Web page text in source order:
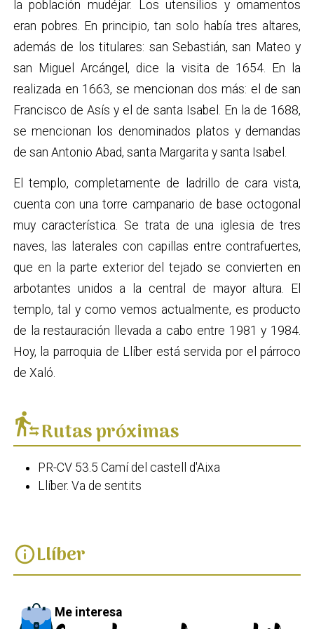
la población mudéjar. Los utensilios y ornamentos
eran pobres. En principio, tan solo había tres altares,
además de los titulares: san Sebastián, san Mateo y
san Miguel Arcángel, dice la visita de 1654. En la
realizada en 1663, se mencionan dos más: el de san
Francisco de Asís y el de santa Isabel. En la de 1688,
se mencionan los denominados platos y demandas
de san Antonio Abad, santa Margarita y santa Isabel.
El templo, completamente de ladrillo de cara vista,
cuenta con una torre campanario de base octogonal
muy característica. Se trata de una iglesia de tres
naves, las laterales con capillas entre contrafuertes,
que en la parte exterior del tejado se convierten en
arbotantes unidos a la central de mayor altura. El
templo, tal y como vemos actualmente, es producto
de la restauración llevada a cabo entre 1981 y 1984.
Hoy, la parroquia de Llíber está servida por el párroco
de Xaló.
transfer_within_a_stationRutas próximas
PR-CV 53.5 Camí del castell d'Aixa
Llíber. Va de sentits
infoLlíber
Me interesa